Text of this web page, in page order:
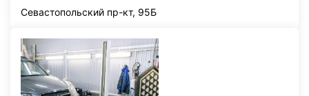
Севастопольский пр-кт, 95Б